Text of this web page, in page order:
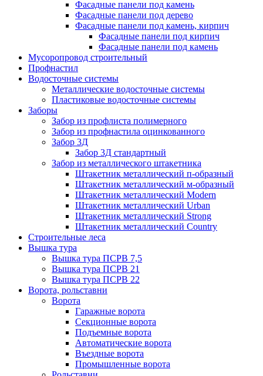
Фасадные панели под камень
Фасадные панели под дерево
Фасадные панели под камень, кирпич
Фасадные панели под кирпич
Фасадные панели под камень
Мусоропровод строительный
Профнастил
Водосточные системы
Металлические водосточные системы
Пластиковые водосточные системы
Заборы
Забор из профлиста полимерного
Забор из профнастила оцинкованного
Забор 3Д
Забор 3Д стандартный
Забор из металлического штакетника
Штакетник металлический п-образный
Штакетник металлический м-образный
Штакетник металлический Мodern
Штакетник металлический Urban
Штакетник металлический Strong
Штакетник металлический Country
Строительные леса
Вышка тура
Вышка тура ПСРВ 7,5
Вышка тура ПСРВ 21
Вышка тура ПСРВ 22
Ворота, рольставни
Ворота
Гаражные ворота
Секционные ворота
Подъемные ворота
Автоматические ворота
Въездные ворота
Промышленные ворота